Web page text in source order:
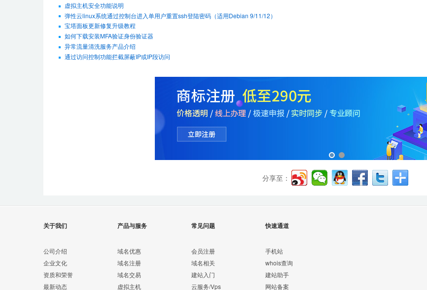
虚拟主机安全功能说明
弹性云linux系统通过控制台进入单用户重置ssh登陆密码（适用Debian 9/11/12）
宝塔面板更新修复升级教程
如何下载安装MFA验证身份验证器
异常流量清洗服务产品介绍
通过访问控制功能拦截屏蔽IP或IP段访问
分享至：
关于我们
公司介绍
企业文化
资质和荣誉
最新动态
产品与服务
域名优惠
域名注册
域名交易
虚拟主机
常见问题
会员注册
域名相关
建站入门
云服务/Vps
快速通道
手机站
whois查询
建站助手
网站备案